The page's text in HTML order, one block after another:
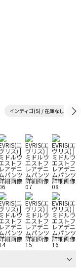
インディゴ(S) / 在庫なし